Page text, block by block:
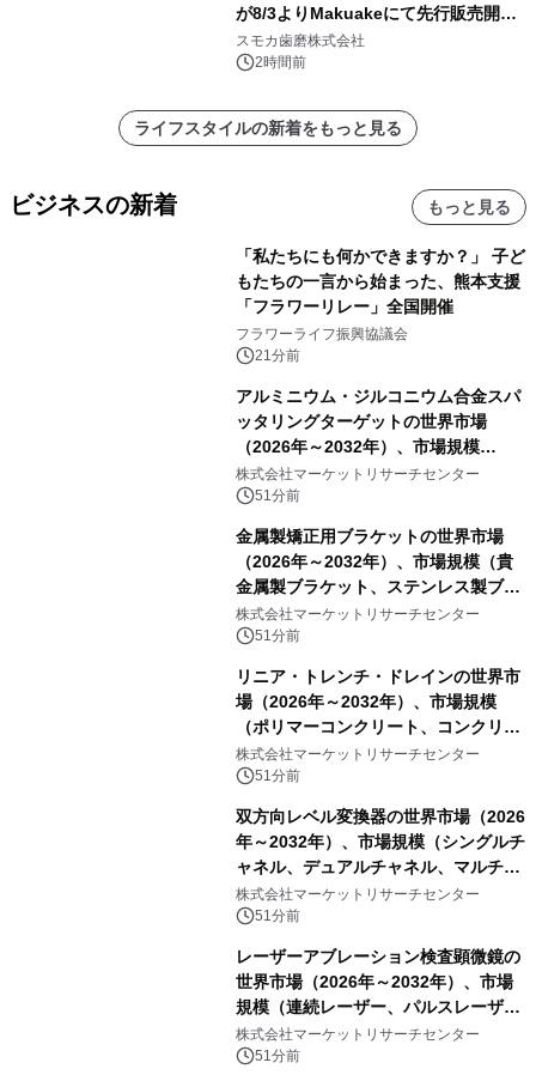
が8/3よりMakuakeにて先行販売開
始！
スモカ歯磨株式会社
2時間前
ライフスタイルの新着をもっと見る
ビジネスの新着 もっと見る
「私たちにも何かできますか？」 子ど
もたちの一言から始まった、熊本支援
「フラワーリレー」全国開催
フラワーライフ振興協議会
21分前
アルミニウム・ジルコニウム合金スパ
ッタリングターゲットの世界市場
（2026年～2032年）、市場規模
（0.995、0.999、その他）・分析レポ
ートを発表
株式会社マーケットリサーチセンター
51分前
金属製矯正用ブラケットの世界市場
（2026年～2032年）、市場規模（貴
金属製ブラケット、ステンレス製ブラ
ケット、純チタン製ブラケット）・分
析レポートを発表
株式会社マーケットリサーチセンター
51分前
リニア・トレンチ・ドレインの世界市
場（2026年～2032年）、市場規模
（ポリマーコンクリート、コンクリー
ト、プラスチック、金属）・分析レポ
ートを発表
株式会社マーケットリサーチセンター
51分前
双方向レベル変換器の世界市場（2026
年～2032年）、市場規模（シングルチ
ャネル、デュアルチャネル、マルチチ
ャネル）・分析レポートを発表
株式会社マーケットリサーチセンター
51分前
レーザーアブレーション検査顕微鏡の
世界市場（2026年～2032年）、市場
規模（連続レーザー、パルスレーザ
ー）・分析レポートを発表
株式会社マーケットリサーチセンター
51分前